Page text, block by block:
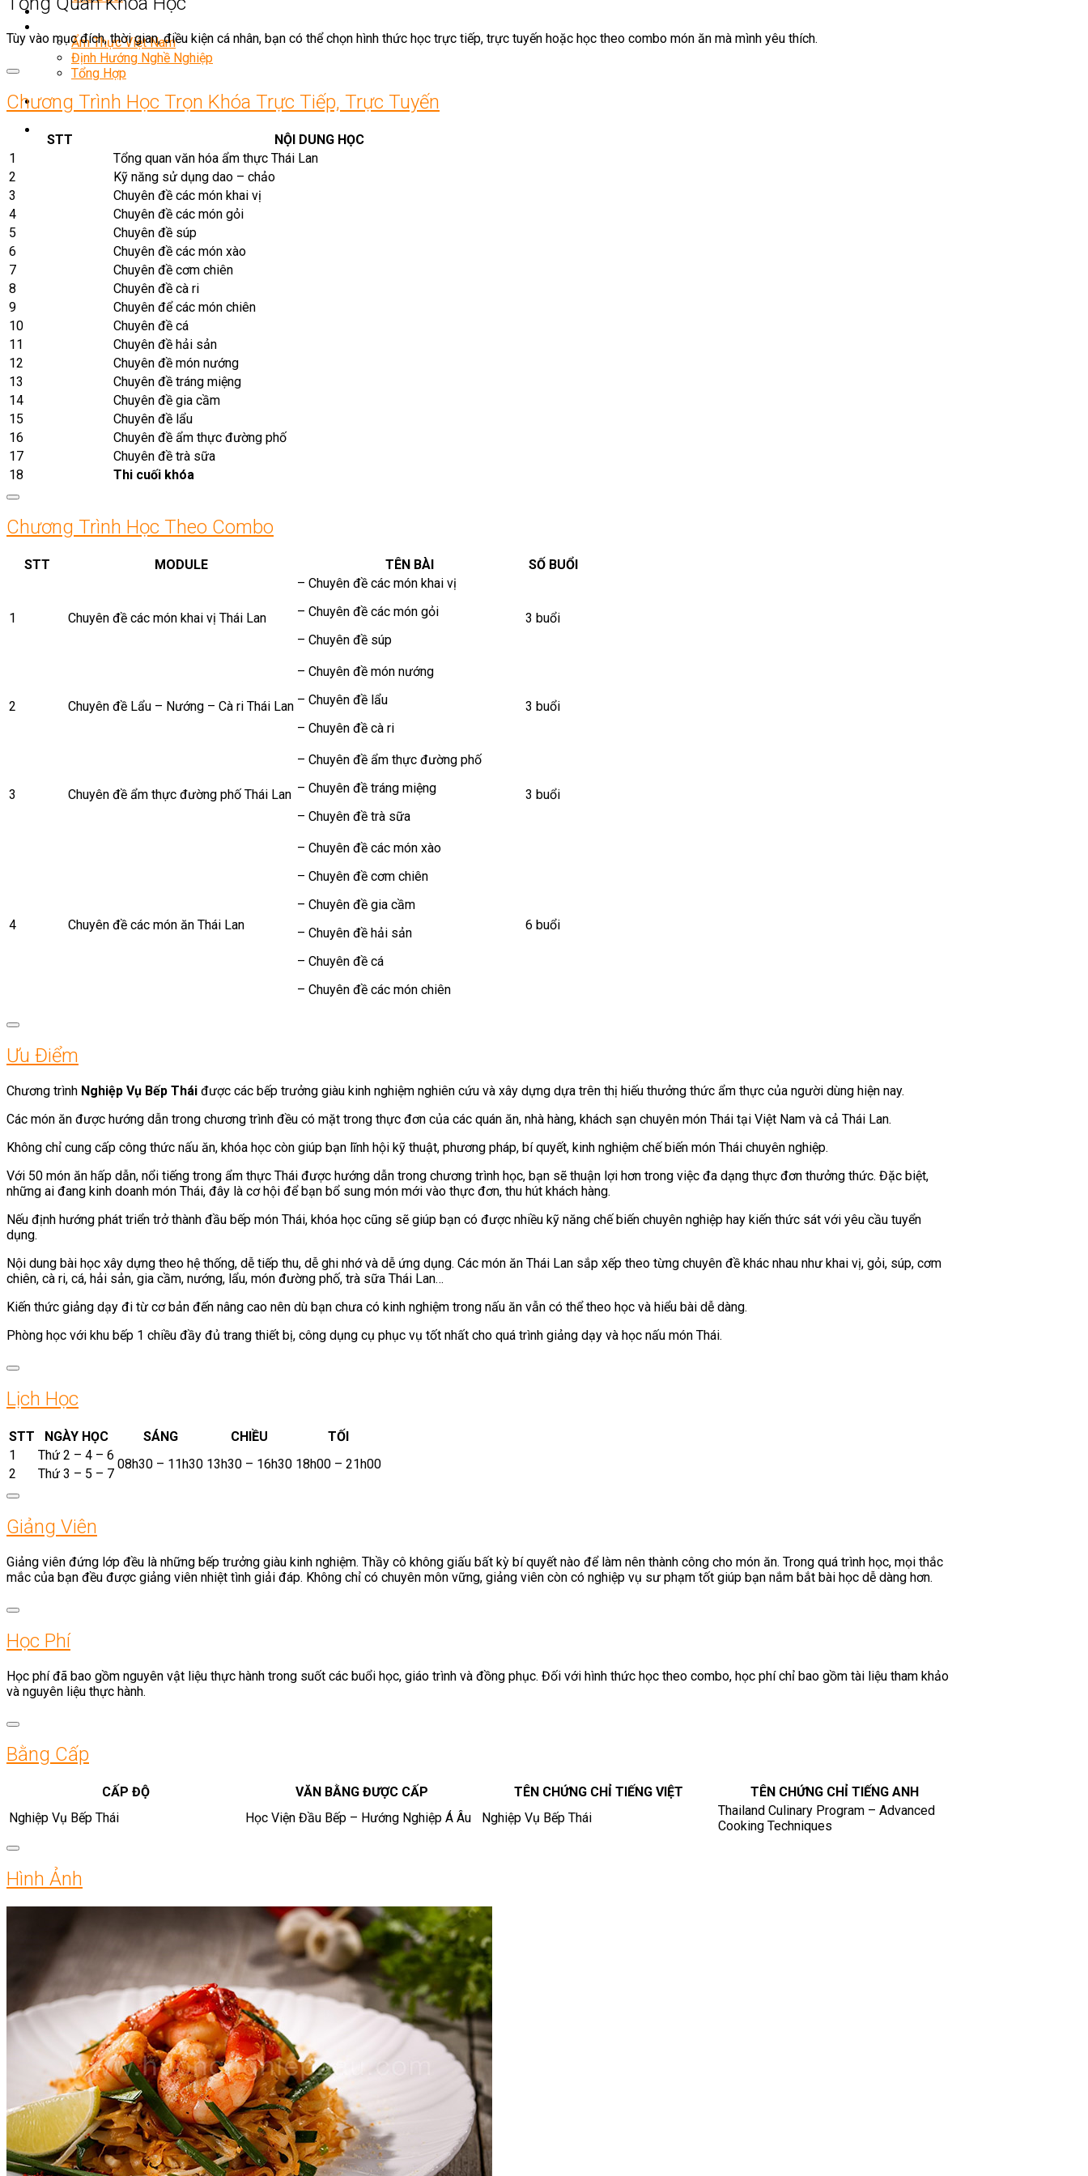
Món Ngon Mỗi Ngày
Ẩm Thực Việt Nam
Định Hướng Nghề Nghiệp
Tổng Hợp
Tùy vào mục đích, thời gian, điều kiện cá nhân, bạn có thể chọn hình thức học trực tiếp, trực tuyến hoặc học theo combo món ăn mà mình yêu thích.
Chương Trình Học Trọn Khóa Trực Tiếp, Trực Tuyến
STT
NỘI DUNG HỌC
1
Tổng quan văn hóa ẩm thực Thái Lan
2
Kỹ năng sử dụng dao – chảo
3
Chuyên đề các món khai vị
4
Chuyên đề các món gỏi
5
Chuyên đề súp
6
Chuyên đề các món xào
7
Chuyên đề cơm chiên
8
Chuyên đề cà ri
9
Chuyên để các món chiên
10
Chuyên đề cá
11
Chuyên đề hải sản
12
Chuyên đề món nướng
13
Chuyên đề tráng miệng
14
Chuyên đề gia cầm
15
Chuyên đề lẩu
16
Chuyên đề ẩm thực đường phố
17
Chuyên đề trà sữa
18
Thi cuối khóa
Chương Trình Học Theo Combo
STT MODULE TÊN BÀI SỐ BUỔI
1 Chuyên đề các món khai vị Thái Lan
– Chuyên đề các món khai vị
– Chuyên đề các món gỏi
– Chuyên đề súp
3 buổi
2 Chuyên đề Lẩu – Nướng – Cà ri Thái Lan
– Chuyên đề món nướng
– Chuyên đề lẩu
– Chuyên đề cà ri
3 buổi
3 Chuyên đề ẩm thực đường phố Thái Lan
– Chuyên đề ẩm thực đường phố
– Chuyên đề tráng miệng
– Chuyên đề trà sữa
3 buổi
4 Chuyên đề các món ăn Thái Lan
– Chuyên đề các món xào
– Chuyên đề cơm chiên
– Chuyên đề gia cầm
– Chuyên đề hải sản
– Chuyên đề cá
– Chuyên đề các món chiên
6 buổi
Ưu Điểm
Chương trình Nghiệp Vụ Bếp Thái được các bếp trưởng giàu kinh nghiệm nghiên cứu và xây dựng dựa trên thị hiếu thưởng thức ẩm thực của người dùng hiện nay.
Các món ăn được hướng dẫn trong chương trình đều có mặt trong thực đơn của các quán ăn, nhà hàng, khách sạn chuyên món Thái tại Việt Nam và cả Thái Lan.
Không chỉ cung cấp công thức nấu ăn, khóa học còn giúp bạn lĩnh hội kỹ thuật, phương pháp, bí quyết, kinh nghiệm chế biến món Thái chuyên nghiệp.
Với 50 món ăn hấp dẫn, nổi tiếng trong ẩm thực Thái được hướng dẫn trong chương trình học, bạn sẽ thuận lợi hơn trong việc đa dạng thực đơn thưởng thức. Đặc biệt,
những ai đang kinh doanh món Thái, đây là cơ hội để bạn bổ sung món mới vào thực đơn, thu hút khách hàng.
Nếu định hướng phát triển trở thành đầu bếp món Thái, khóa học cũng sẽ giúp bạn có được nhiều kỹ năng chế biến chuyên nghiệp hay kiến thức sát với yêu cầu tuyển
dụng.
Nội dung bài học xây dựng theo hệ thống, dễ tiếp thu, dễ ghi nhớ và dễ ứng dụng. Các món ăn Thái Lan sắp xếp theo từng chuyên đề khác nhau như khai vị, gỏi, súp, cơm
chiên, cà ri, cá, hải sản, gia cầm, nướng, lẩu, món đường phố, trà sữa Thái Lan…
Kiến thức giảng dạy đi từ cơ bản đến nâng cao nên dù bạn chưa có kinh nghiệm trong nấu ăn vẫn có thể theo học và hiểu bài dễ dàng.
Phòng học với khu bếp 1 chiều đầy đủ trang thiết bị, công dụng cụ phục vụ tốt nhất cho quá trình giảng dạy và học nấu món Thái.
Lịch Học
STT NGÀY HỌC SÁNG CHIỀU
TỐI
1
Thứ 2 – 4 – 6
08h30 – 11h30 13h30 – 16h30 18h00 – 21h00
2 Thứ 3 – 5 – 7
Giảng Viên
Giảng viên đứng lớp đều là những bếp trưởng giàu kinh nghiệm. Thầy cô không giấu bất kỳ bí quyết nào để làm nên thành công cho món ăn. Trong quá trình học, mọi thắc
mắc của bạn đều được giảng viên nhiệt tình giải đáp. Không chỉ có chuyên môn vững, giảng viên còn có nghiệp vụ sư phạm tốt giúp bạn nắm bắt bài học dễ dàng hơn.
Học Phí
Học phí đã bao gồm nguyên vật liệu thực hành trong suốt các buổi học, giáo trình và đồng phục. Đối với hình thức học theo combo, học phí chỉ bao gồm tài liệu tham khảo
và nguyên liệu thực hành.
Bằng Cấp
CẤP ĐỘ VĂN BẰNG ĐƯỢC CẤP TÊN CHỨNG CHỈ TIẾNG VIỆT
TÊN CHỨNG CHỈ TIẾNG ANH
Nghiệp Vụ Bếp Thái
Học Viện Đầu Bếp – Hướng Nghiệp Á Âu Nghiệp Vụ Bếp Thái
Thailand Culinary Program – Advanced
Cooking Techniques
Hình Ảnh